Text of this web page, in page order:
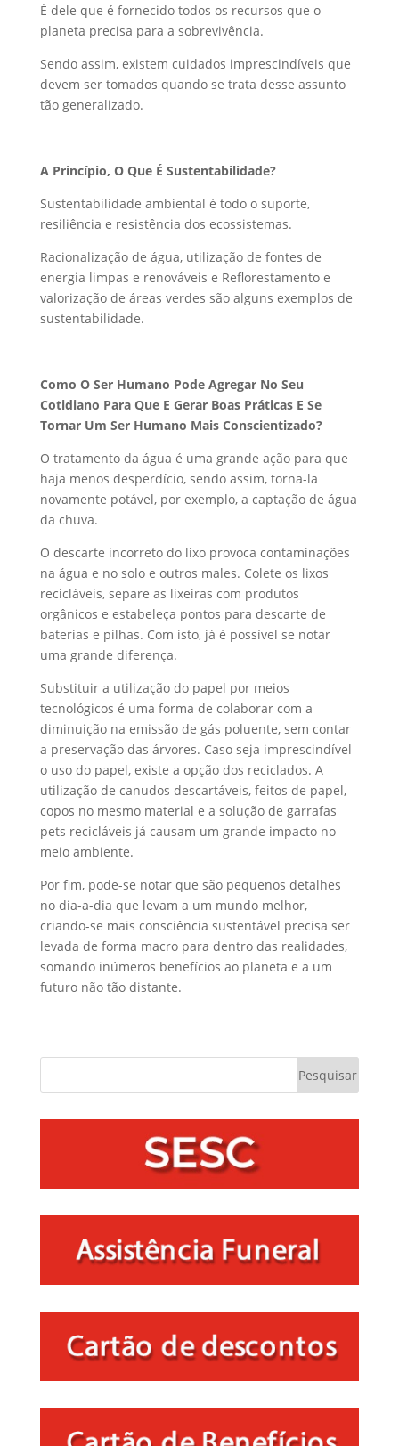
É dele que é fornecido todos os recursos que o
planeta precisa para a sobrevivência.
Sendo assim, existem cuidados imprescindíveis que
devem ser tomados quando se trata desse assunto
tão generalizado.
A Princípio, O Que É Sustentabilidade?
Sustentabilidade ambiental é todo o suporte,
resiliência e resistência dos ecossistemas.
Racionalização de água, utilização de fontes de
energia limpas e renováveis e Reflorestamento e
valorização de áreas verdes são alguns exemplos de
sustentabilidade.
Como O Ser Humano Pode Agregar No Seu
Cotidiano Para Que E Gerar Boas Práticas E Se
Tornar Um Ser Humano Mais Conscientizado?
O tratamento da água é uma grande ação para que
haja menos desperdício, sendo assim, torna-la
novamente potável, por exemplo, a captação de água
da chuva.
O descarte incorreto do lixo provoca contaminações
na água e no solo e outros males. Colete os lixos
recicláveis, separe as lixeiras com produtos
orgânicos e estabeleça pontos para descarte de
baterias e pilhas. Com isto, já é possível se notar
uma grande diferença.
Substituir a utilização do papel por meios
tecnológicos é uma forma de colaborar com a
diminuição na emissão de gás poluente, sem contar
a preservação das árvores. Caso seja imprescindível
o uso do papel, existe a opção dos reciclados. A
utilização de canudos descartáveis, feitos de papel,
copos no mesmo material e a solução de garrafas
pets recicláveis já causam um grande impacto no
meio ambiente.
Por fim, pode-se notar que são pequenos detalhes
no dia-a-dia que levam a um mundo melhor,
criando-se mais consciência sustentável precisa ser
levada de forma macro para dentro das realidades,
somando inúmeros benefícios ao planeta e a um
futuro não tão distante.